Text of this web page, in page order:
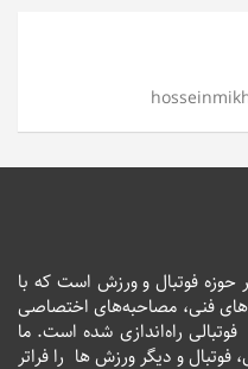
حوزه فوتبال و ورزش است که با
فنی، مصاحبه‌های اختصاصی
راه‌اندازی شده است. ما
و دیگر ورزش ها را فراتر